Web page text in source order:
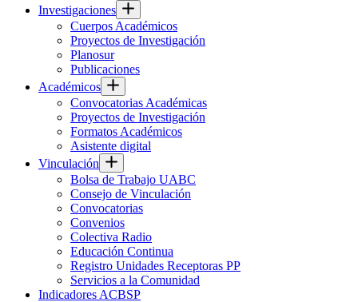
Investigaciones
Cuerpos Académicos
Proyectos de Investigación
Planosur
Publicaciones
Académicos
Convocatorias Académicas
Proyectos de Investigación
Formatos Académicos
Asistente digital
Vinculación
Bolsa de Trabajo UABC
Consejo de Vinculación
Convocatorias
Convenios
Colectiva Radio
Educación Continua
Registro Unidades Receptoras PP
Servicios a la Comunidad
Indicadores ACBSP